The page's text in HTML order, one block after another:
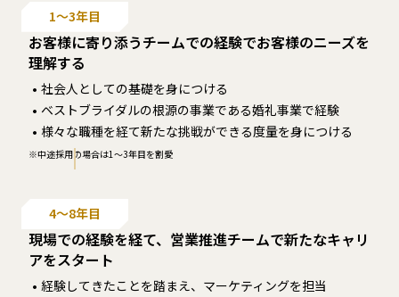
1〜3年目
お客様に寄り添うチームでの経験でお客様のニーズを
理解する
社会人としての基礎を身につける
ベストブライダルの根源の事業である婚礼事業で経験
様々な職種を経て新たな挑戦ができる度量を身につける
※中途採用の場合は1～3年目を割愛
4〜8年目
現場での経験を経て、営業推進チームで新たなキャリ
アをスタート
経験してきたことを踏まえ、マーケティングを担当